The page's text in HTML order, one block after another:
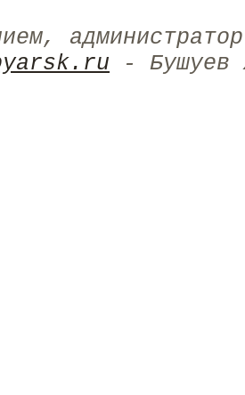
- Бушуев